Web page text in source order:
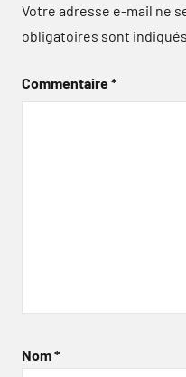
Votre adresse e-mail ne
obligatoires sont
Commentaire*
Nom*